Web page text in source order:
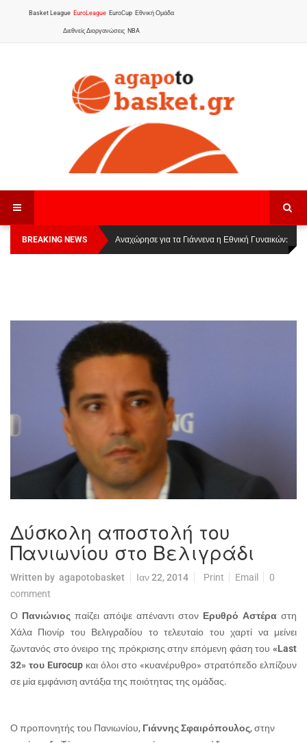
Basket League EuroLeague EuroCup Εθνική Ομάδα
Διεθνείς Διοργανώσεις NBA
BREAKING NEWS
Οι Πάνθηρες Καβάλας στην Women Basketball
League 1
Αναχώρησε για τα Γιάννενα η Εθνική Γυναικών:
Δύσκολη αποστολή του
Πανιωνίου στο Βελιγράδι
Written by agapotobasket Ιαν 22, 2014 Print Email
0
comment
Ο Πανιώνιος παίζει απόψε απέναντι στον Ερυθρό Αστέρα στη
Χάλα Πιονίρ του Βελιγραδίου το τελευταίο του χαρτί να μείνει
ζωντανός στο όνειρο της πρόκρισης στην επόμενη φάση του «Last
32» του Eurocup και όλοι στο «κυανέρυθρο» στρατόπεδο ελπίζουν
σε μία εμφάνιση αντάξια της ποιότητας της ομάδας.
Ο προπονητής του Πανιωνίου, Γιάννης Σφαιρόπουλος, στην